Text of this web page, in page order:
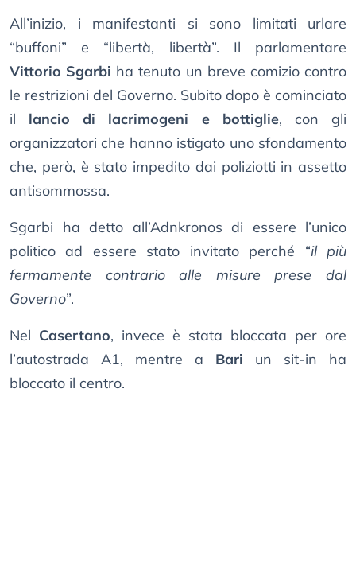
All’inizio, i manifestanti si sono limitati urlare
“buffoni” e “libertà, libertà”. Il parlamentare
Vittorio Sgarbi ha tenuto un breve comizio contro
le restrizioni del Governo. Subito dopo è cominciato
il lancio di lacrimogeni e bottiglie, con gli
organizzatori che hanno istigato uno sfondamento
che, però, è stato impedito dai poliziotti in assetto
antisommossa.
Sgarbi ha detto all’Adnkronos di essere l’unico
politico ad essere stato invitato perché “il più
fermamente contrario alle misure prese dal
Governo”.
Nel Casertano, invece è stata bloccata per ore
l’autostrada A1, mentre a Bari un sit-in ha
bloccato il centro.